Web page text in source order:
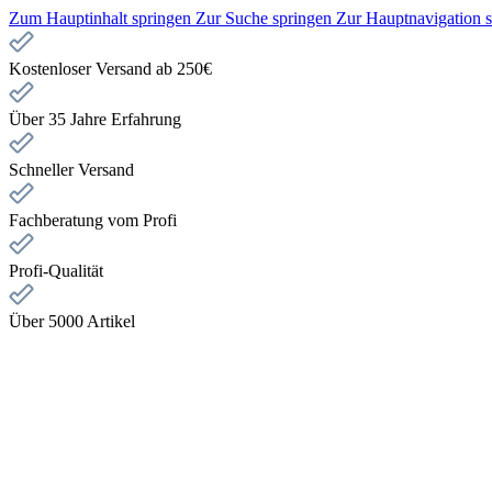
Zum Hauptinhalt springen Zur Suche springen Zur Hauptnavigation
Kostenloser Versand ab 250€
Über 35 Jahre Erfahrung
Schneller Versand
Fachberatung vom Profi
Profi-Qualität
Über 5000 Artikel